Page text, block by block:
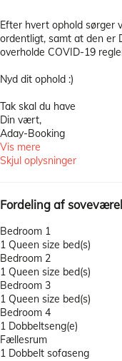
Efter hvert ophold sørger
ordentligt, samt at den er
overholde COVID-19
Nyd dit ophold :)
Tak skal du have
Din vært,
Aday-Booking
Vis mere
Skjul oplysninger
Fordeling af
Bedroom 1
1 Queen size bed(s)
Bedroom 2
1 Queen size bed(s)
Bedroom 3
1 Queen size bed(s)
Bedroom 4
1 Dobbeltseng(e)
Fællesrum
1 Dobbelt sofaseng